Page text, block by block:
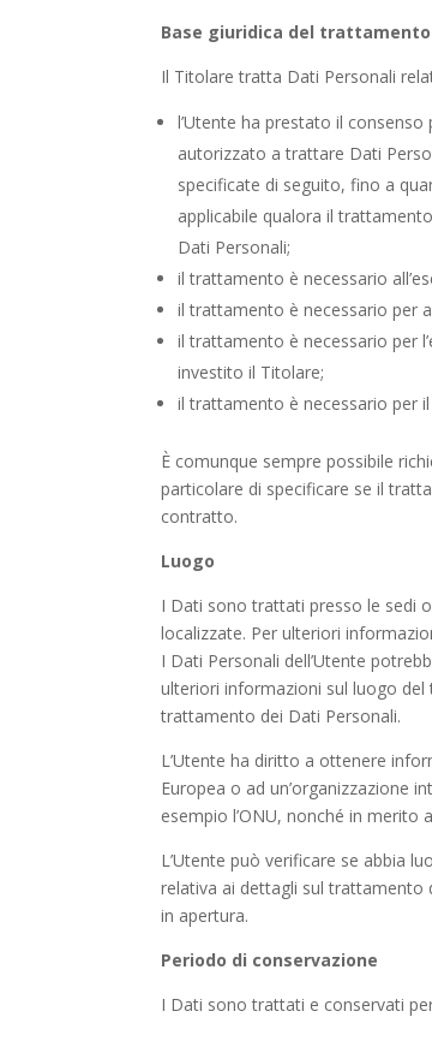
Base giuridica del trattamento
Il Titolare tratta Dati Personali
l’Utente ha prestato il
autorizzato a trattare Dati
specificate di seguito, fino a
applicabile qualora il
Dati Personali;
il trattamento è necessario
il trattamento è necessario per
il trattamento è necessario per
investito il Titolare;
il trattamento è necessario per
È comunque sempre possibile
particolare di specificare se il
contratto.
Luogo
I Dati sono trattati presso le sedi
localizzate. Per ulteriori
I Dati Personali dell’Utente
ulteriori informazioni sul luogo
trattamento dei Dati Personali.
L’Utente ha diritto a ottenere
Europea o ad un’organizzazione
esempio l’ONU, nonché in
L’Utente può verificare se abbia
relativa ai dettagli sul
in apertura.
Periodo di conservazione
I Dati sono trattati e conservati